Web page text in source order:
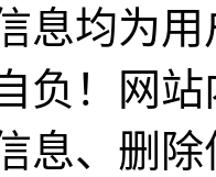
息均为
负！网
息、删